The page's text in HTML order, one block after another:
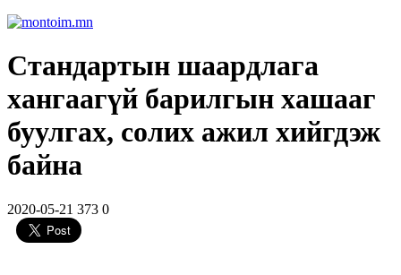
Стандартын шаардлага
хангаагүй барилгын хашааг
буулгах, солих ажил хийгдэж
байна
2020-05-21 373 0